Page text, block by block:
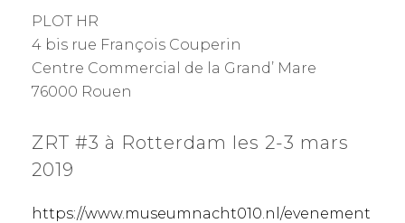
PLOT HR
4 bis rue François Couperin
Centre Commercial de la Grand’ Mare
76000 Rouen
ZRT #3 à Rotterdam les 2-3 mars
2019
https://www.museumnacht010.nl/evenement